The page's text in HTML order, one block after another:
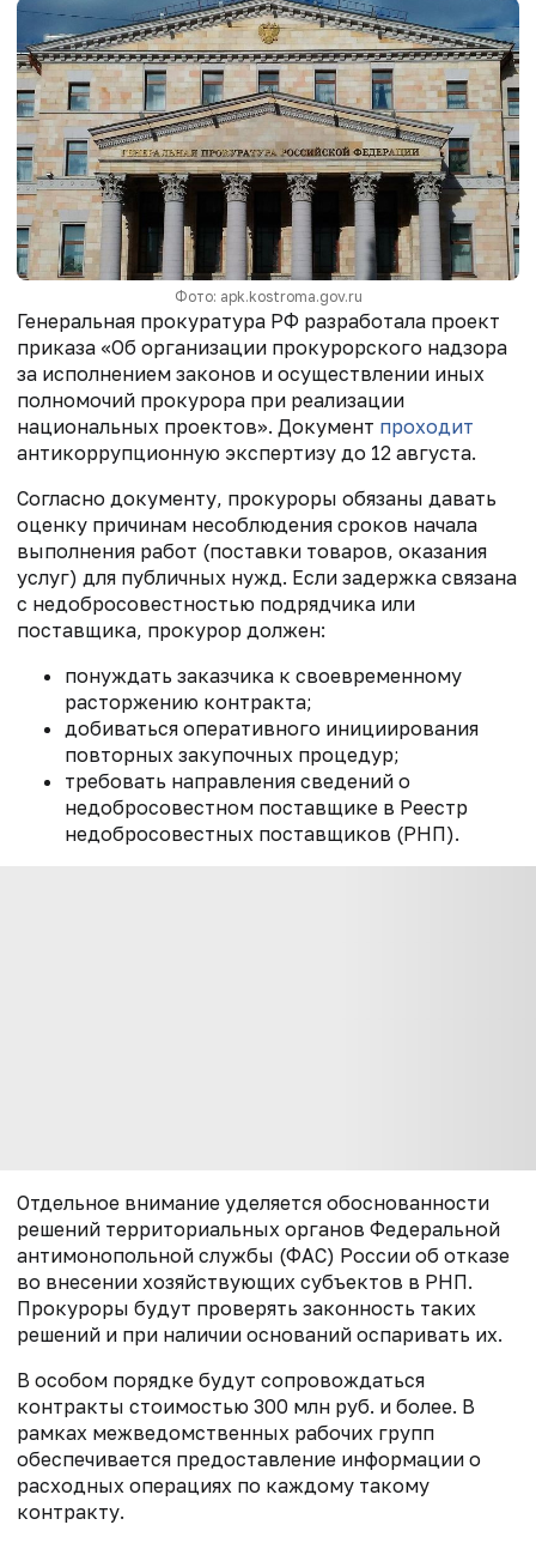
Фото: apk.kostroma.gov.ru
Генеральная прокуратура РФ разработала проект
приказа «Об организации прокурорского надзора
за исполнением законов и осуществлении иных
полномочий прокурора при реализации
национальных проектов». Документ проходит
антикоррупционную экспертизу до 12 августа.
Согласно документу, прокуроры обязаны давать
оценку причинам несоблюдения сроков начала
выполнения работ (поставки товаров, оказания
услуг) для публичных нужд. Если задержка связана
с недобросовестностью подрядчика или
поставщика, прокурор должен:
понуждать заказчика к своевременному
расторжению контракта;
добиваться оперативного инициирования
повторных закупочных процедур;
требовать направления сведений о
недобросовестном поставщике в Реестр
недобросовестных поставщиков (РНП).
Отдельное внимание уделяется обоснованности
решений территориальных органов Федеральной
антимонопольной службы (ФАС) России об отказе
во внесении хозяйствующих субъектов в РНП.
Прокуроры будут проверять законность таких
решений и при наличии оснований оспаривать их.
В особом порядке будут сопровождаться
контракты стоимостью 300 млн руб. и более. В
рамках межведомственных рабочих групп
обеспечивается предоставление информации о
расходных операциях по каждому такому
контракту.